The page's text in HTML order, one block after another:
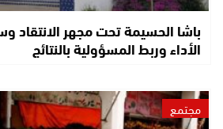
باشا الحسيمة تحت مجهر الانتقاد
الأداء وربط المسؤولية بالنتائج
مجتمع